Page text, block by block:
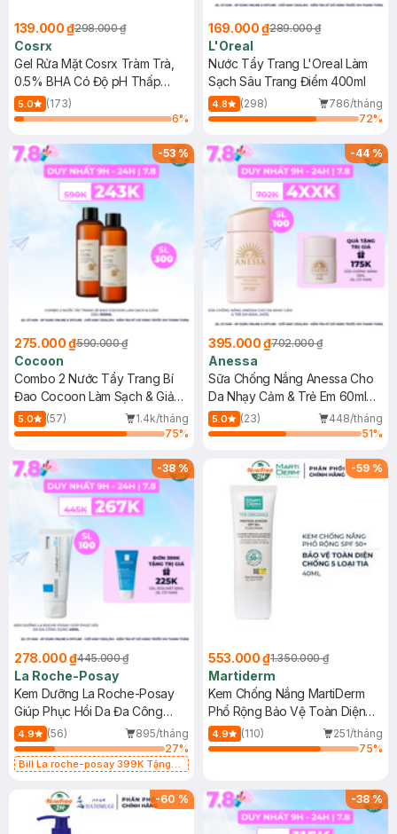
139.000 ₫298.000 ₫
Cosrx
Gel Rửa Mặt Cosrx Tràm Trà,
0.5% BHA Có Độ pH Thấp
150ml
5.0
(173)
6%
169.000 ₫289.000 ₫
L'Oreal
Nước Tẩy Trang L'Oreal Làm
Sạch Sâu Trang Điểm 400ml
4.8 (298)
786/tháng
72%
-53%
275.000 ₫590.000 ₫
Cocoon
Combo 2 Nước Tẩy Trang Bí
Đao Cocoon Làm Sạch & Giảm
Dầu 500ml
5.0 (57)
1.4k/tháng
75%
-44%
395.000 ₫702.000 ₫
Anessa
Sữa Chống Nắng Anessa Cho
Da Nhạy Cảm & Trẻ Em 60ml
(Mới)
5.0 (23)
448/tháng
51%
-38%
278.000 ₫445.000 ₫
La Roche-Posay
Kem Dưỡng La Roche-Posay
Giúp Phục Hồi Da Đa Công
Dụng 40ml
4.9 (56)
895/tháng
27%
Bill La roche-posay 399K Tặng
(SL có hạn)
-59 %
553.000 ₫1.350.000 ₫
Martiderm
Kem Chống Nắng MartiDerm
Phổ Rộng Bảo Vệ Toàn Diện
40ml
4.9 (110)
251/tháng
75%
-60 % -38%